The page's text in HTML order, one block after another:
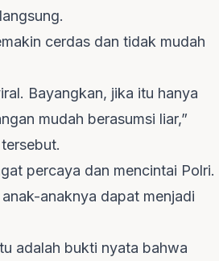
cerdas dan tidak mudah
Bayangkan, jika itu hanya
mudah berasumsi liar,”
percaya dan mencintai Polri.
anaknya dapat menjadi
adalah bukti nyata bahwa